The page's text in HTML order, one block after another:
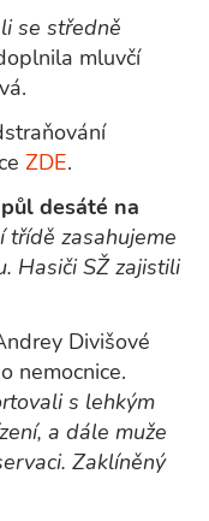
se středně
mluvčí
ZDE.
desáté na
třídě zasahujeme
Hasiči SŽ zajistili
Divišové
nemocnice.
s lehkým
a dále muže
Zaklíněný